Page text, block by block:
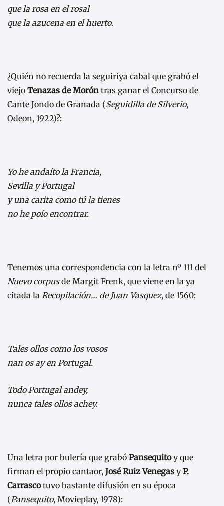
que la rosa en el rosal
que la azucena en el huerto.
¿Quién no recuerda la seguiriya cabal que grabó el
viejo Tenazas de Morón tras ganar el Concurso de
Cante Jondo de Granada (Seguidilla de Silverio,
Odeon, 1922)?:
Yo he andaíto la Francia,
Sevilla y Portugal
y una carita como tú la tienes
no he poío encontrar.
Tenemos una correspondencia con la letra nº 111 del
Nuevo corpusde Margit Frenk, que viene en la ya
citada la Recopilación… de Juan Vasquez, de 1560:
Tales ollos como los vosos
nan os ay en Portugal.
Todo Portugal andey,
nunca tales ollos achey.
Una letra por bulería que grabó Pansequitoy que
firman el propio cantaor, José Ruiz Venegas yP.
Carrascotuvo bastante difusión en su época
(Pansequito, Movieplay, 1978):